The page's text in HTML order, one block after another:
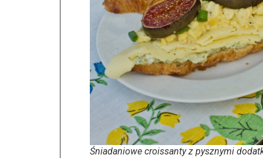
Śniadaniowe croissanty z pysznymi